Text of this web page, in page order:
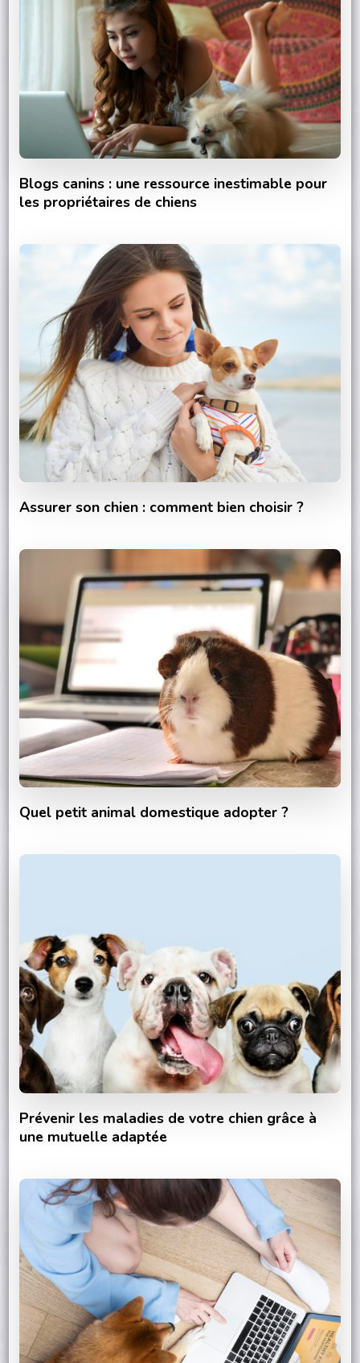
Blogs canins : une ressource inestimable pour
les propriétaires de chiens
Assurer son chien : comment bien choisir ?
Quel petit animal domestique adopter ?
Prévenir les maladies de votre chien grâce à
une mutuelle adaptée